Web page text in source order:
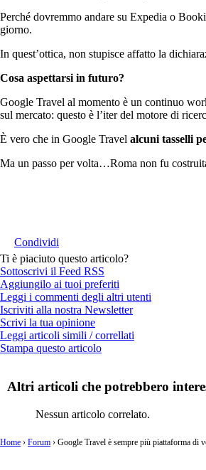
Perché dovremmo andare su Expedia o
giorno.
In quest’ottica, non stupisce affatto la
Cosa aspettarsi in futuro?
Google Travel al momento è un continuo
sul mercato: questo è l’iter del motore di
È vero che in Google Travel alcuni tasselli
Ma un passo per volta…Roma non fu
Condividi
Ti è piaciuto questo articolo?
Sottoscrivi il Feed RSS
Aggiungilo ai tuoi preferiti
Leggi i commenti degli altri utenti
Iscriviti alla nostra Newsletter
Scrivi la tua opinione
Leggi articoli simili / correllati
Stampa questo articolo
Altri articoli che potrebbero
Nessun articolo correlato.
Home › Forum › Google Travel è sempre più piattaforma di